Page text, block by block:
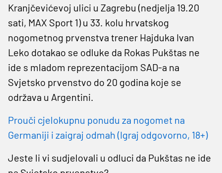
Kranjčevićevoj ulici u Zagrebu (nedjelja 19.20
sati, MAX Sport 1) u 33. kolu hrvatskog
nogometnog prvenstva trener Hajduka Ivan
Leko dotakao se odluke da Rokas Pukštas ne
ide s mladom reprezentacijom SAD-a na
Svjetsko prvenstvo do 20 godina koje se
održava u Argentini.
Prouči cjelokupnu ponudu za nogomet na
Germaniji i zaigraj odmah (Igraj odgovorno, 18+)
Jeste li vi sudjelovali u odluci da Pukštas ne ide